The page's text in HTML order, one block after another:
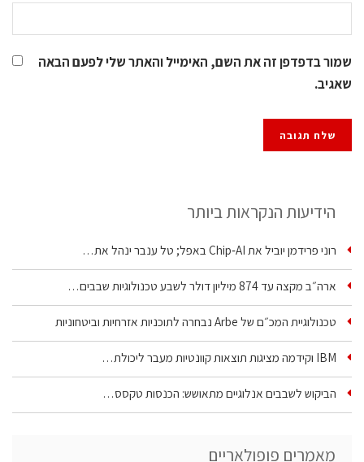
שמור בדפדפן זה את השם, האימייל והאתר שלי לפעם הבאה
שאגיב.
הידיעות הנקראות ביותר
רוני פרידמן יוביל את Chip‑AI באפל; טל ענבר ינהל את…
ארה״ב מקצה עד 874 מיליון דולר לשבע טכנולוגיות שבבים…
טכנולוגיית המכ״ם של Arbe נבחרה לתוכניות אזרחיות וביטחוניות
IBM וקידמה מציגות תוצאות קוונטיות מעבר ליכולת…
הביקוש לשבבים אנלוגיים מתאושש: הכנסות טקסס…
מאמרים פופולאריים